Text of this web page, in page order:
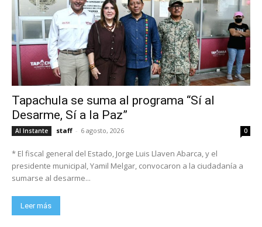
Tapachula se suma al programa “Sí al
Desarme, Sí a la Paz”
Al Instante staff - 6 agosto, 2026 0
* El fiscal general del Estado, Jorge Luis Llaven Abarca, y el
presidente municipal, Yamil Melgar, convocaron a la ciudadanía a
sumarse al desarme...
Leer más